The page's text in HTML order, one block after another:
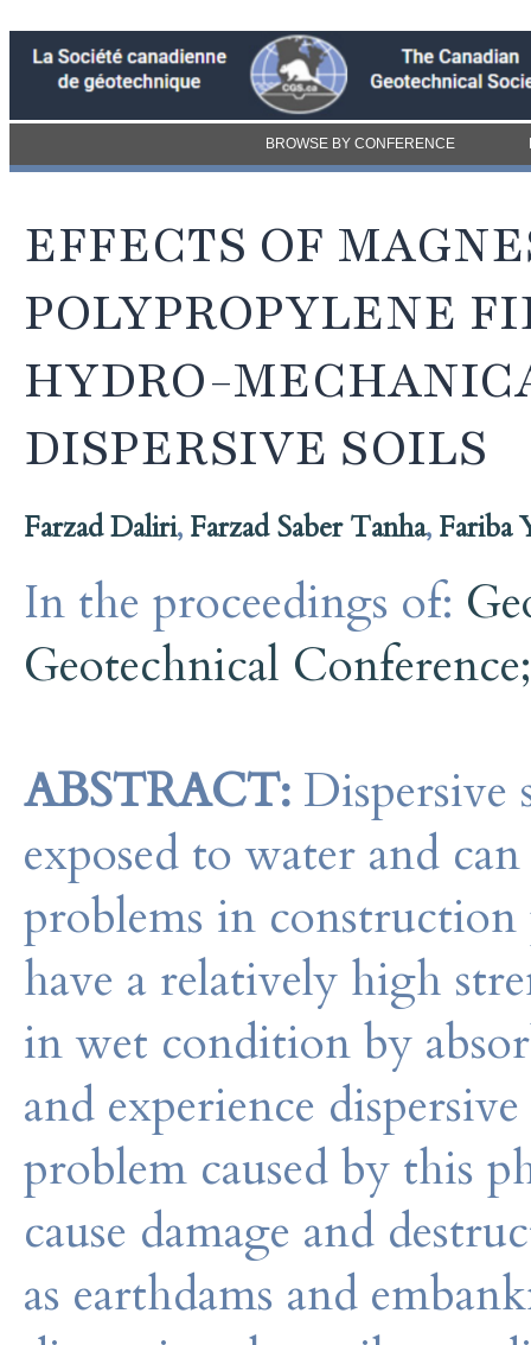
BROWSE BY CONFERENCE
EFFECTS OF
POLYPROPYLENE
HYDRO-
DISPERSIVE SOILS
Farzad Daliri, Farzad Saber Tanha, Fariba
In the proceedings of:
Geotechnical
ABSTRACT: Dispersive
exposed to water and
problems in
have a relatively high
in wet condition by
and experience
problem caused by this
cause damage and
as earthdams and